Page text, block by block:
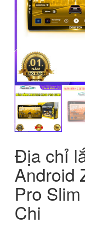
Địa chỉ
Android
Pro
Chi